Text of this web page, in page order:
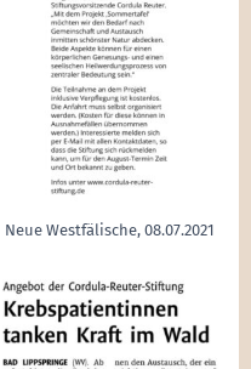
Neue Westfälische, 08.07.2021